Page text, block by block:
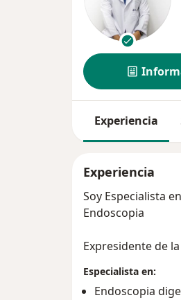
Experiencia
Experiencia
Soy Especialista
Endoscopia
Expresidente de
Especialista en:
Endoscopia